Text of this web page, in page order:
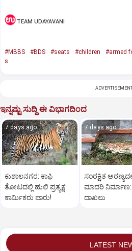
TEAM UDAYAVANI
#MBBS #BDS #seats #children #armed
s
ಇನ್ನಷ್ಟು ಸುದ್ದಿ ಈ ವಿಭಾಗದಿಂದ
7 days ago
ಕುಶಾಲನಗರ: ಕಾಫಿ
ತೋಟದಲ್ಲಿ ಹುಲಿ ಪ್ರತ್ಯಕ್ಷ:
ಕಾರ್ಮಿಕರು ಪಾರು!
7 days ago
ಸಂರಕ್ಷಿತ
ಮಾದರಿ ನಿರ್ಮಾಣ:
ದಾಖಲು
LATEST